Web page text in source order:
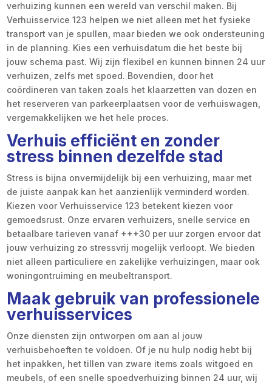
verhuizing kunnen een wereld van verschil maken. Bij
Verhuisservice 123 helpen we niet alleen met het fysieke
transport van je spullen, maar bieden we ook ondersteuning
in de planning. Kies een verhuisdatum die het beste bij
jouw schema past. Wij zijn flexibel en kunnen binnen 24 uur
verhuizen, zelfs met spoed. Bovendien, door het
coördineren van taken zoals het klaarzetten van dozen en
het reserveren van parkeerplaatsen voor de verhuiswagen,
vergemakkelijken we het hele proces.
Verhuis efficiënt en zonder
stress binnen dezelfde stad
Stress is bijna onvermijdelijk bij een verhuizing, maar met
de juiste aanpak kan het aanzienlijk verminderd worden.
Kiezen voor Verhuisservice 123 betekent kiezen voor
gemoedsrust. Onze ervaren verhuizers, snelle service en
betaalbare tarieven vanaf +++30 per uur zorgen ervoor dat
jouw verhuizing zo stressvrij mogelijk verloopt. We bieden
niet alleen particuliere en zakelijke verhuizingen, maar ook
woningontruiming en meubeltransport.
Maak gebruik van professionele
verhuisservices
Onze diensten zijn ontworpen om aan al jouw
verhuisbehoeften te voldoen. Of je nu hulp nodig hebt bij
het inpakken, het tillen van zware items zoals witgoed en
meubels, of een snelle spoedverhuizing binnen 24 uur, wij